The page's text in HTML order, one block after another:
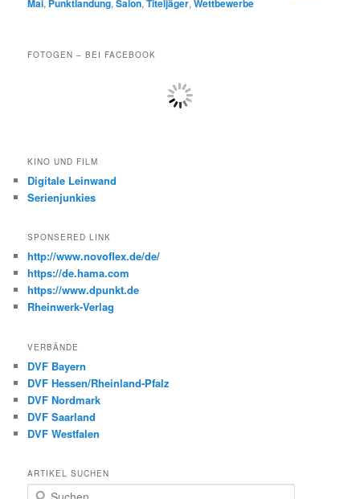
Mai, Punktlandung,Salon,Titeljäger,Wettbewerbe
FOTOGEN – BEI FACEBOOK
KINO UND FILM
Digitale Leinwand
Serienjunkies
SPONSERED LINK
http://www.novoflex.de/de/
https://de.hama.com
https://www.dpunkt.de
Rheinwerk-Verlag
VERBÄNDE
DVF Bayern
DVF Hessen/Rheinland-Pfalz
DVF Nordmark
DVF Saarland
DVF Westfalen
ARTIKEL SUCHEN